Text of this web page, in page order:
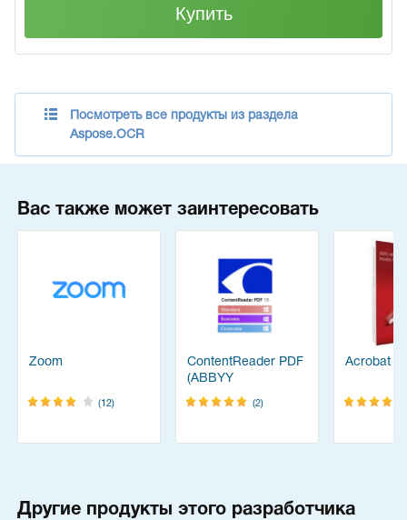
Купить
Посмотреть все продукты из раздела
Aspose.OCR
Вас также может заинтересовать
Zoom
(12)
ContentReader PDF
(ABBYY
FineReader)
(2)
Acrobat
Другие продукты этого разработчика